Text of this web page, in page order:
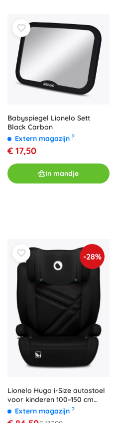
Babyspiegel Lionelo Sett
Black Carbon
Extern magazijn ?
€ 17,50
In mandje
-28%
Lionelo Hugo i-Size autostoel
voor kinderen 100–150 cm
Black Carbon
Extern magazijn ?